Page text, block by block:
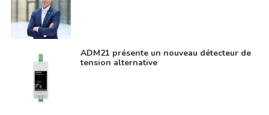
ADM21 présente un nouveau détecteur de
tension alternative